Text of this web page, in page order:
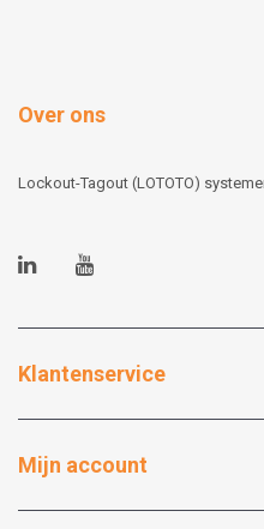
Over ons
Lockout-Tagout (LOTOTO)
Klantenservice
Mijn account